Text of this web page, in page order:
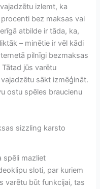
izlemt, ka
bez maksas vai
atbilde ir tāda, ka,
– minētie ir vēl kādi
pilnīgi bezmaksas
jūs varētu
sākt izmēģināt.
ostu spēles braucienu
sizzling karsto
spēli mazliet
sloti, par kuriem
varētu būt funkcijai, tas